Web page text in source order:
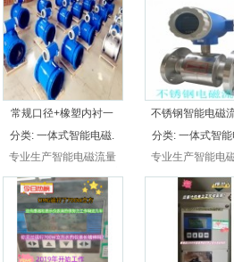
量计，一体式插入，还是
分体式插入电磁流量计，
厂家直接供应，比市场便
宜30%以上，超长保质，
无忧售后。
量计，一体式插入
分体式插入电磁流
厂家直接供应，比
宜30%以上，超长
无忧售后。
常规口径+橡塑内衬一
分类: 一体式智能电磁.
专业生产智能电磁流量
量计，还是分体式电磁流
量计，一体式插入，还是
分体式插入电磁流量计，
厂家直接供应，比市场便
宜30%以上，超长保质，
不锈钢智能电磁
分类: 一体式智
专业生产智能电
量计，还是分体式
量计，一体式插入
分体式插入电磁流
厂家直接供应，比
宜30%以上，超长